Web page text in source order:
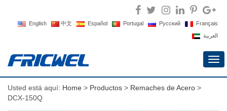
English 中文 Español Portugal Русский
Français
العربية
Usted está aquí: Home > Productos > Remaches de Acero >
DCX-150Q